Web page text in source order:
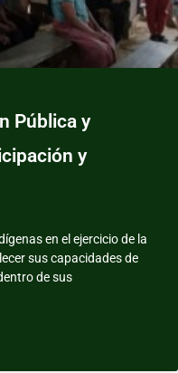
Pública y
y
en el ejercicio de la
sus capacidades de
de sus